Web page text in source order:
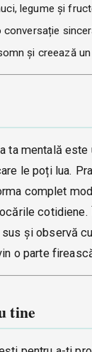
legume și
și creează un
ta mentală este
le poți lua.
complet
și observă
o parte
tine